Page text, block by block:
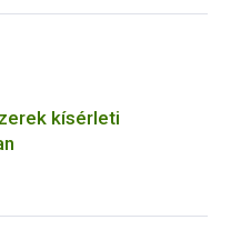
kísérleti